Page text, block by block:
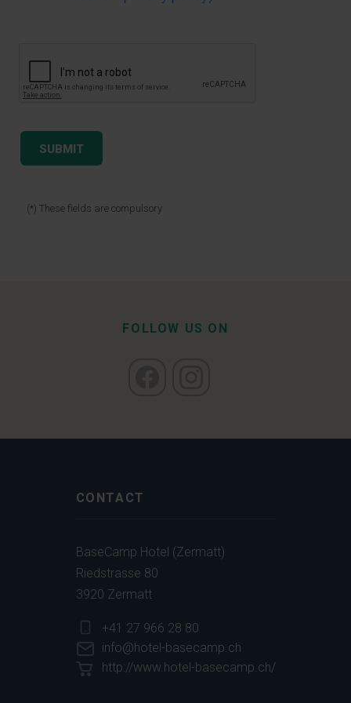
(*) These fields are compulsory
FOLLOW US ON
CONTACT
BaseCamp Hotel (Zermatt)
Riedstrasse 80
3920 Zermatt
+41 27 966 28 80
info@hotel-basecamp.ch
http://www.hotel-basecamp.ch/